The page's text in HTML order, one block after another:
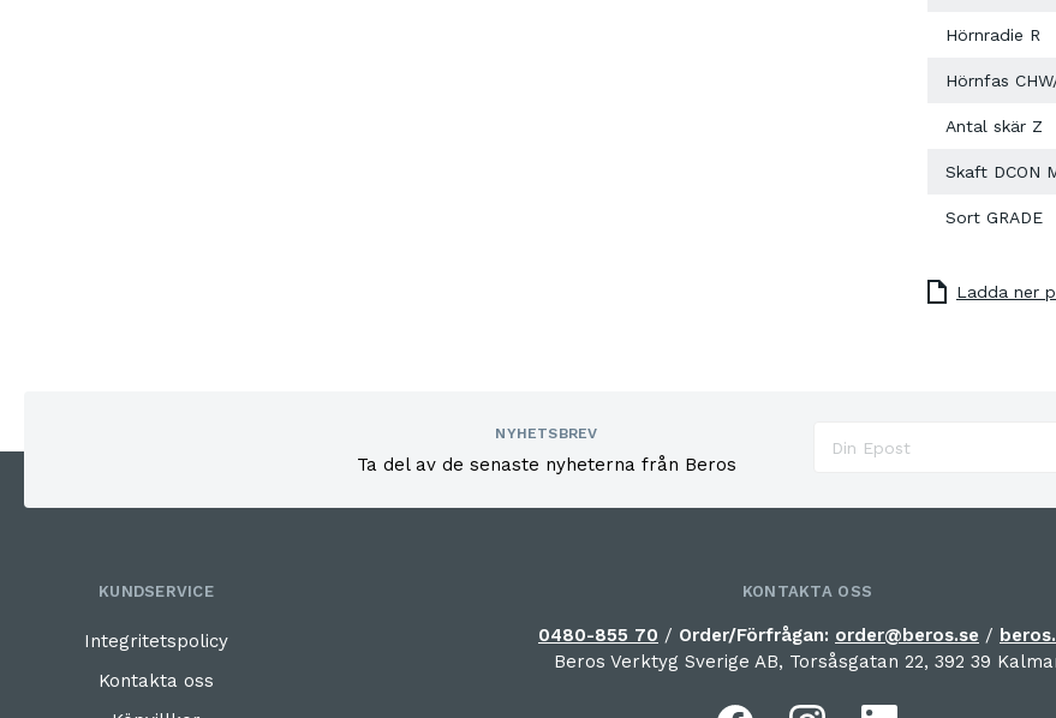
Hörnradie R
Hörnfas
Antal skär Z
Skaft DCON
Sort GRADE
Ladda ner
NYHETSBREV
Ta del av de senaste nyheterna från Beros
KUNDSERVICE
Integritetspolicy
Kontakta oss
KONTAKTA OSS
0480-855 70 / Order/Förfrågan: order@beros.se /
Beros Verktyg Sverige AB, Torsåsgatan 22, 392 39